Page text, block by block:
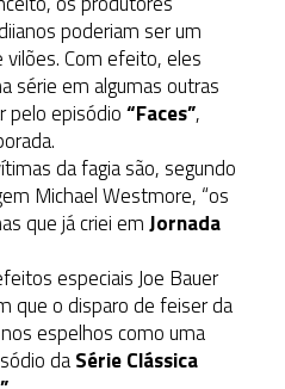
poderiam ser um
Com efeito, eles
série em algumas outras
pelo episódio“Faces”,
da fagia são, segundo
Michael Westmore, “os
que já criei emJornada
especiais Joe Bauer
que o disparo de feiser da
espelhos como uma
daSérie Clássica